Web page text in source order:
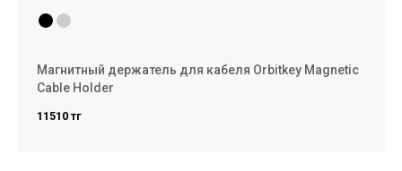
Магнитный держатель для кабеля Orbitkey Magnetic
Cable Holder
11510 тг